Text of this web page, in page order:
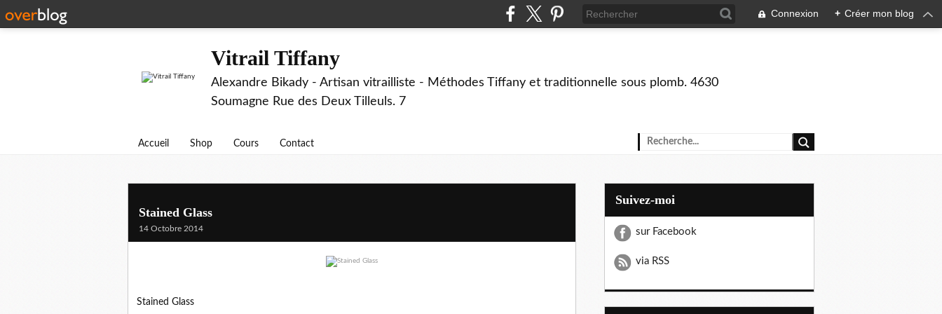
Connexion + Créer mon blog
Vitrail Tiffany
Alexandre Bikady - Artisan vitrailliste - Méthodes Tiffany et traditionnelle sous plomb. 4630
Soumagne Rue des Deux Tilleuls. 7
Accueil Shop Cours Contact
Stained Glass
14 Octobre 2014
Stained Glass
Suivez-moi
sur Facebook
via RSS